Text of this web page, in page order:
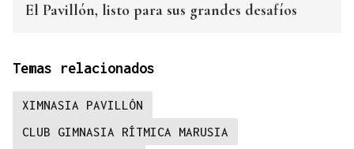
El Pavillón, listo para sus grandes desafíos
Temas relacionados
XIMNASIA PAVILLÓN
CLUB GIMNASIA RÍTMICA MARUSIA